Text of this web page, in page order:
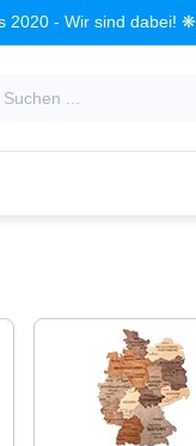
2020 - Wir sind dabei! ❋